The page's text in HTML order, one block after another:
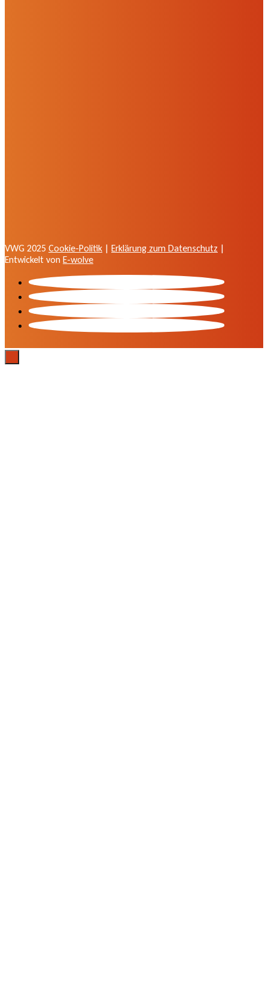
VWG 2025 Cookie-Politik | Erklärung zum Datenschutz |
Entwickelt von E-wolve